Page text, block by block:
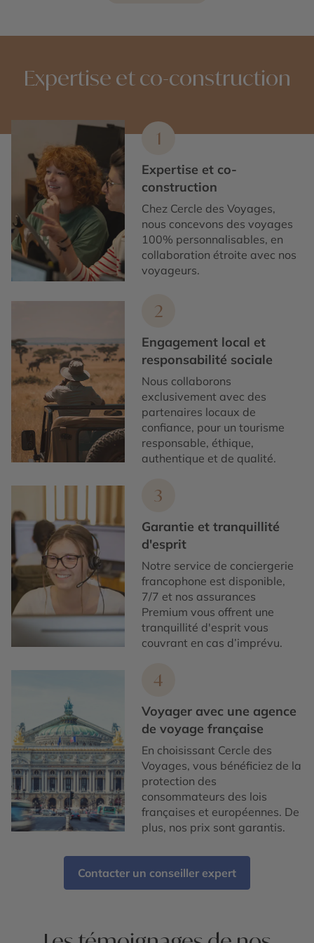
Expertise et co-construction
1
Expertise et co-
construction
Chez Cercle des Voyages,
nous concevons des voyages
100% personnalisables, en
collaboration étroite avec nos
voyageurs.
2
Engagement local et
responsabilité sociale
Nous collaborons
exclusivement avec des
partenaires locaux de
confiance, pour un tourisme
responsable, éthique,
authentique et de qualité.
3
Garantie et tranquillité
d'esprit
Notre service de conciergerie
francophone est disponible,
7/7 et nos assurances
Premium vous offrent une
tranquillité d'esprit vous
couvrant en cas d’imprévu.
4
Voyager avec une agence
de voyage française
En choisissant Cercle des
Voyages, vous bénéficiez de la
protection des
consommateurs des lois
françaises et européennes. De
plus, nos prix sont garantis.
Contacter un conseiller expert